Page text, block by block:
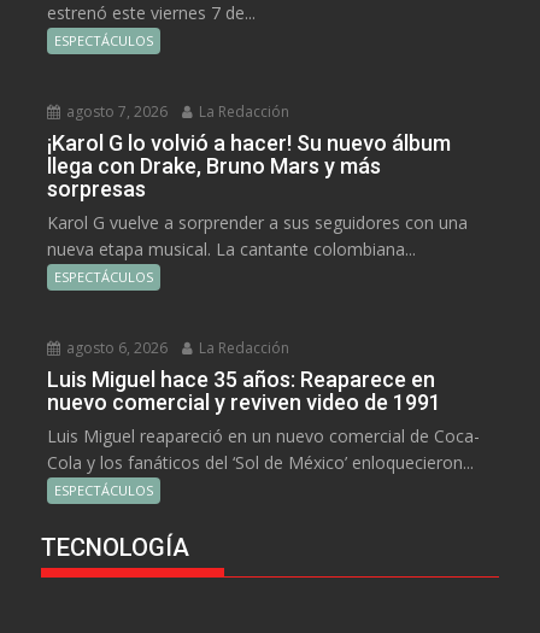
estrenó este viernes 7 de...
ESPECTÁCULOS
agosto 7, 2026 La Redacción
¡Karol G lo volvió a hacer! Su nuevo álbum
llega con Drake, Bruno Mars y más
sorpresas
Karol G vuelve a sorprender a sus seguidores con una
nueva etapa musical. La cantante colombiana...
ESPECTÁCULOS
agosto 6, 2026 La Redacción
Luis Miguel hace 35 años: Reaparece en
nuevo comercial y reviven video de 1991
Luis Miguel reapareció en un nuevo comercial de Coca-
Cola y los fanáticos del ‘Sol de México’ enloquecieron...
ESPECTÁCULOS
TECNOLOGÍA